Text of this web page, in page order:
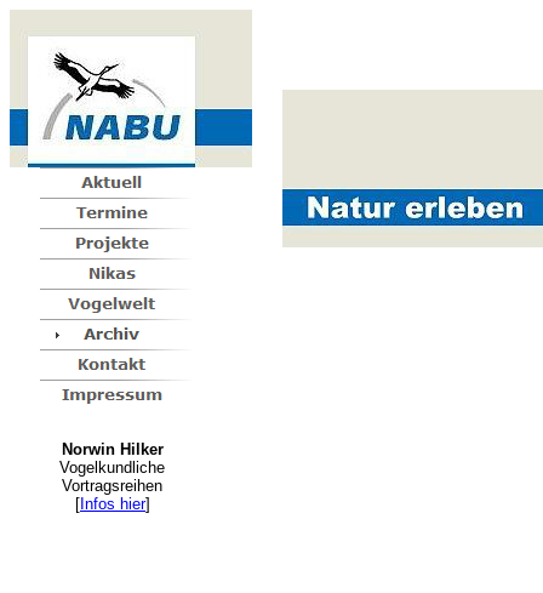
Norwin Hilker
Vogelkundliche
Vortragsreihen
[ Infos hier]